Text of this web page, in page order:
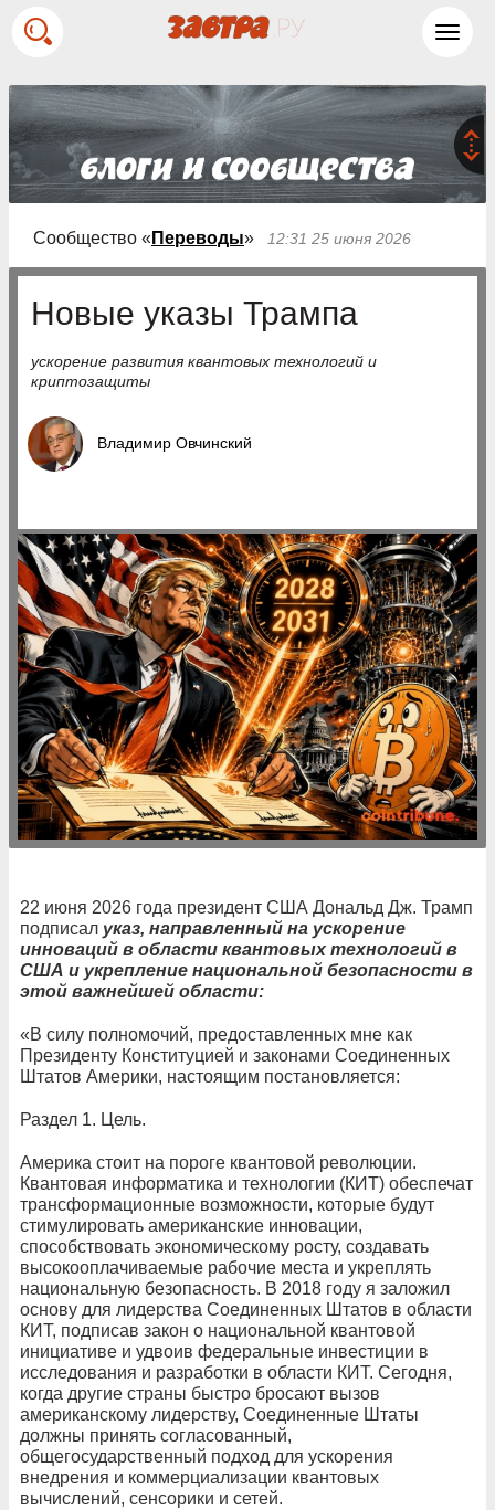
Сообщество « Переводы» 12:31 25 июня 2026
Новые указы Трампа
ускорение развития квантовых технологий и
криптозащиты
Владимир Овчинский
22 июня 2026 года президент США Дональд Дж. Трамп
подписал указ, направленный на ускорение
инноваций в области квантовых технологий в
США и укрепление национальной безопасности в
этой важнейшей области:
«В силу полномочий, предоставленных мне как
Президенту Конституцией и законами Соединенных
Штатов Америки, настоящим постановляется:
Раздел 1. Цель.
Америка стоит на пороге квантовой революции.
Квантовая информатика и технологии (КИТ) обеспечат
трансформационные возможности, которые будут
стимулировать американские инновации,
способствовать экономическому росту, создавать
высокооплачиваемые рабочие места и укреплять
национальную безопасность. В 2018 году я заложил
основу для лидерства Соединенных Штатов в области
КИТ, подписав закон о национальной квантовой
инициативе и удвоив федеральные инвестиции в
исследования и разработки в области КИТ. Сегодня,
когда другие страны быстро бросают вызов
американскому лидерству, Соединенные Штаты
должны принять согласованный,
общегосударственный подход для ускорения
внедрения и коммерциализации квантовых
вычислений, сенсорики и сетей.